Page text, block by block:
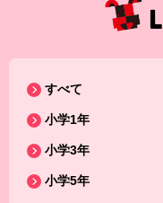
すべて
小学1年
小学3年
小学5年